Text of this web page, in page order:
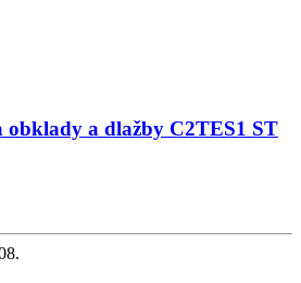
obklady a dlažby C2TES1 ST